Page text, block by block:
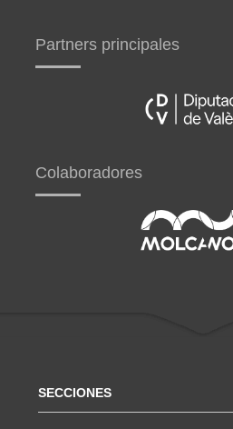
Partners principales
Colaboradores
SECCIONES